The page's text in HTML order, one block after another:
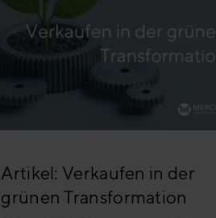
Artikel: Verkaufen in der
grünen Transformation